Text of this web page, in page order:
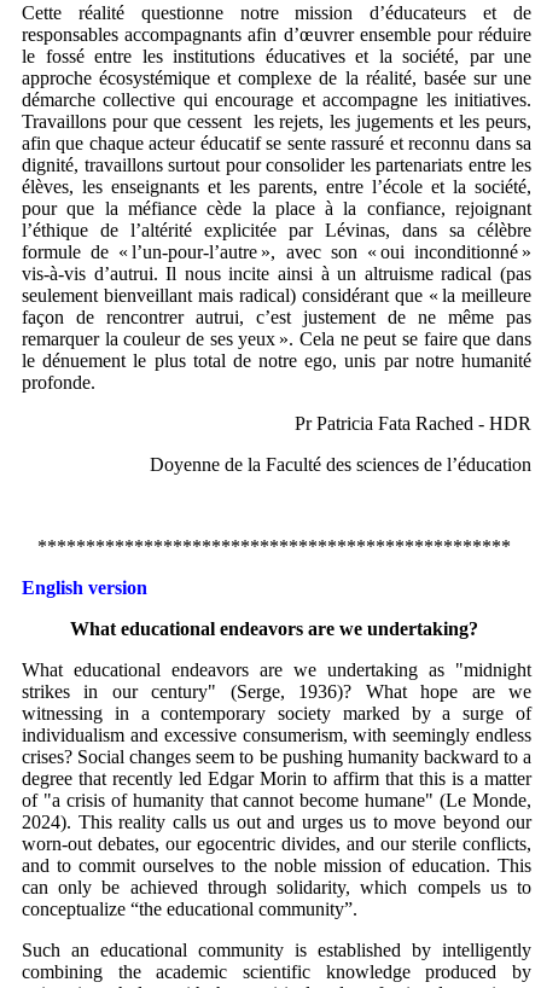
Cette réalité questionne notre mission d’éducateurs et de
responsables accompagnants afin d’œuvrer ensemble pour réduire
le fossé entre les institutions éducatives et la société, par une
approche écosystémique et complexe de la réalité, basée sur une
démarche collective qui encourage et accompagne les initiatives.
Travaillons pour que cessent les rejets, les jugements et les peurs,
afin que chaque acteur éducatif se sente rassuré et reconnu dans sa
dignité, travaillons surtout pour consolider les partenariats entre les
élèves, les enseignants et les parents, entre l’école et la société,
pour que la méfiance cède la place à la confiance, rejoignant
l’éthique de l’altérité explicitée par Lévinas, dans sa célèbre
formule de « l’un-pour-l’autre », avec son « oui inconditionné »
vis-à-vis d’autrui. Il nous incite ainsi à un altruisme radical (pas
seulement bienveillant mais radical) considérant que « la meilleure
façon de rencontrer autrui, c’est justement de ne même pas
remarquer la couleur de ses yeux ». Cela ne peut se faire que dans
le dénuement le plus total de notre ego, unis par notre humanité
profonde.
Pr Patricia Fata Rached - HDR
Doyenne de la Faculté des sciences de l’éducation
*************************************************
English version
What educational endeavors are we undertaking?
What educational endeavors are we undertaking as "midnight
strikes in our century" (Serge, 1936)? What hope are we
witnessing in a contemporary society marked by a surge of
individualism and excessive consumerism, with seemingly endless
crises? Social changes seem to be pushing humanity backward to a
degree that recently led Edgar Morin to affirm that this is a matter
of "a crisis of humanity that cannot become humane" (Le Monde,
2024). This reality calls us out and urges us to move beyond our
worn-out debates, our egocentric divides, and our sterile conflicts,
and to commit ourselves to the noble mission of education. This
can only be achieved through solidarity, which compels us to
conceptualize “the educational community”.
Such an educational community is established by intelligently
combining the academic scientific knowledge produced by